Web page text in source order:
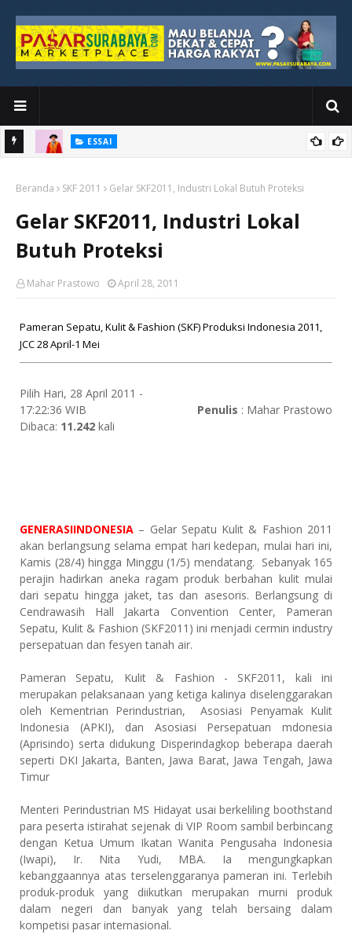
ESSAI
Tidak Berhenti di Panggung Wisuda
Beranda SKF 2011 Gelar SKF2011, Industri Lokal Butuh Proteksi
Gelar SKF2011, Industri Lokal
Butuh Proteksi
Mahar Prastowo April 28, 2011
Pameran Sepatu, Kulit & Fashion (SKF) Produksi Indonesia 2011,
JCC 28 April-1 Mei
Pilih Hari, 28 April 2011 -
17:22:36 WIB
Penulis : Mahar Prastowo
Dibaca: 11.242 kali
GENERASIINDONESIA – Gelar Sepatu Kulit & Fashion 2011
akan berlangsung selama empat hari kedepan, mulai hari ini,
Kamis (28/4) hingga Minggu (1/5) mendatang. Sebanyak 165
perajin hadirkan aneka ragam produk berbahan kulit mulai
dari sepatu hingga jaket, tas dan asesoris. Berlangsung di
Cendrawasih Hall Jakarta Convention Center, Pameran
Sepatu, Kulit & Fashion (SKF2011) ini menjadi cermin industry
persepatuan dan fesyen tanah air.
Pameran Sepatu, Kulit & Fashion - SKF2011, kali ini
merupakan pelaksanaan yang ketiga kalinya diselenggarakan
oleh Kementrian Perindustrian, Asosiasi Penyamak Kulit
Indonesia (APKI), dan Asosiasi Persepatuan mdonesia
(Aprisindo) serta didukung Disperindagkop beberapa daerah
seperti DKI Jakarta, Banten, Jawa Barat, Jawa Tengah, Jawa
Timur
Menteri Perindustrian MS Hidayat usai berkeliling boothstand
para peserta istirahat sejenak di VIP Room sambil berbincang
dengan Ketua Umum Ikatan Wanita Pengusaha Indonesia
(Iwapi), Ir. Nita Yudi, MBA. Ia mengungkapkan
kebanggaannya atas terselenggaranya pameran ini. Terlebih
produk-produk yang diikutkan merupakan murni produk
dalam negeri dan banyak yang telah bersaing dalam
kompetisi pasar internasional.